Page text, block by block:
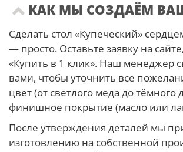
КАК МЫ СОЗДАЁМ
Сделать стол «Купеческий»
— просто. Оставьте заявку на
«Купить в 1 клик». Наш менеджер
вами, чтобы уточнить все
цвет (от светлого меда до тёмного
финишное покрытие (масло или
После утверждения деталей мы
изготовлению на собственной